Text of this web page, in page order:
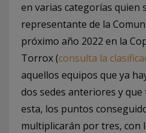
en varias categorías quien
representante de la
próximo año 2022 en la
Torrox (consulta la
aquellos equipos que ya
dos sedes anteriores y
esta, los puntos
multiplicarán por tres, con